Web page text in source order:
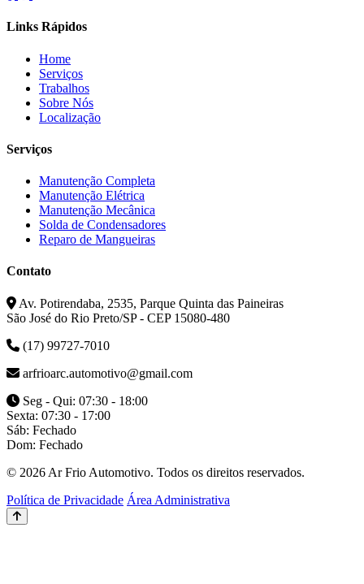
Links Rápidos
Home
Serviços
Trabalhos
Sobre Nós
Localização
Serviços
Manutenção Completa
Manutenção Elétrica
Manutenção Mecânica
Solda de Condensadores
Reparo de Mangueiras
Contato
Av. Potirendaba, 2535, Parque Quinta das Paineiras
São José do Rio Preto/SP - CEP 15080-480
(17) 99727-7010
arfrioarc.automotivo@gmail.com
Seg - Qui: 07:30 - 18:00
Sexta: 07:30 - 17:00
Sáb: Fechado
Dom: Fechado
© 2026 Ar Frio Automotivo. Todos os direitos reservados.
Política de Privacidade Área Administrativa